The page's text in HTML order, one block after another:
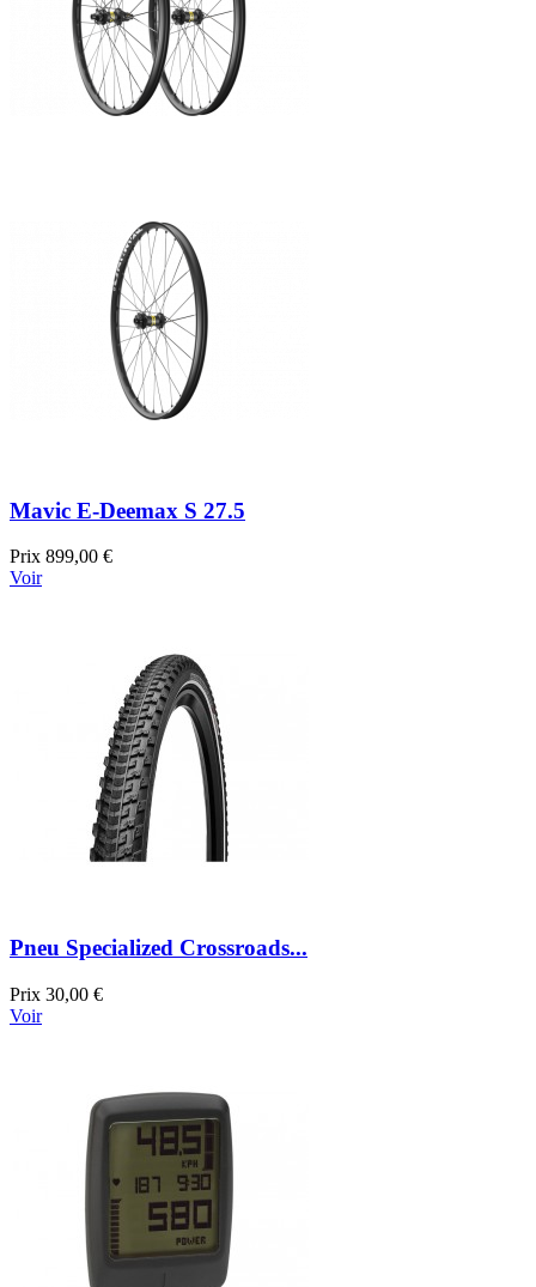
Mavic E-Deemax S 27.5
Prix 899,00 €
Voir
Pneu Specialized Crossroads...
Prix 30,00 €
Voir